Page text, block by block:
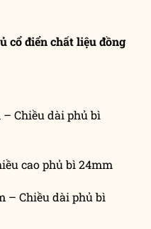
cổ điển chất liệu đồng
Chiều dài phủ bì
cao phủ bì 24mm
– Chiều dài phủ bì